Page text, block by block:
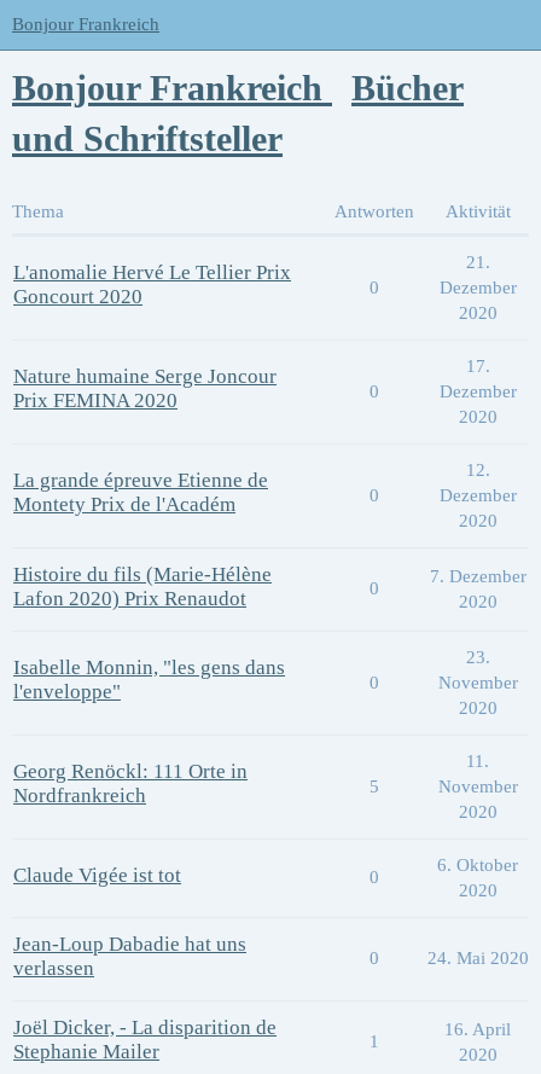
Bonjour Frankreich
Bonjour Frankreich
Bücher
und Schriftsteller
Thema Antworten Aktivität
L'anomalie Hervé Le Tellier Prix
Goncourt 2020
0
21.
Dezember
2020
Nature humaine Serge Joncour
Prix FEMINA 2020
0
17.
Dezember
2020
La grande épreuve Etienne de
Montety Prix de l'Académ
0
12.
Dezember
2020
Histoire du fils (Marie-Hélène
Lafon 2020) Prix Renaudot
0
7. Dezember
2020
Isabelle Monnin, "les gens dans
l'enveloppe"
0
23.
November
2020
Georg Renöckl: 111 Orte in
Nordfrankreich
5
11.
November
2020
Claude Vigée ist tot 0
6. Oktober
2020
Jean-Loup Dabadie hat uns
verlassen
0 24. Mai 2020
Joël Dicker, - La disparition de
Stephanie Mailer
1
16. April
2020